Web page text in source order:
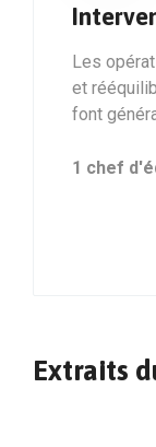
Les
et
font
1 chef
Extraits